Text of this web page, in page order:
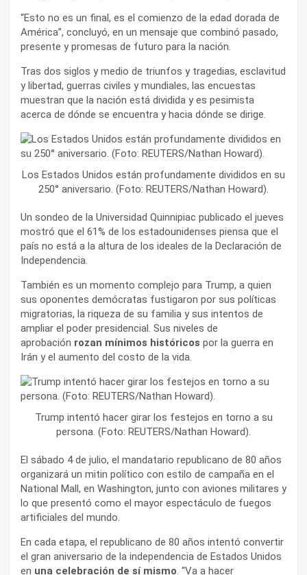
“Esto no es un final, es el comienzo de la edad dorada de
América”, concluyó, en un mensaje que combinó pasado,
presente y promesas de futuro para la nación.
Tras dos siglos y medio de triunfos y tragedias, esclavitud
y libertad, guerras civiles y mundiales, las encuestas
muestran que la nación está dividida y es pesimista
acerca de dónde se encuentra y hacia dónde se dirige.
Los Estados Unidos están profundamente divididos en su
250° aniversario. (Foto: REUTERS/Nathan Howard).
Un sondeo de la Universidad Quinnipiac publicado el jueves
mostró que el 61% de los estadounidenses piensa que el
país no está a la altura de los ideales de la Declaración de
Independencia.
También es un momento complejo para Trump, a quien
sus oponentes demócratas fustigaron por sus políticas
migratorias, la riqueza de su familia y sus intentos de
ampliar el poder presidencial. Sus niveles de
aprobación rozan mínimos históricos por la guerra en
Irán y el aumento del costo de la vida.
Trump intentó hacer girar los festejos en torno a su
persona. (Foto: REUTERS/Nathan Howard).
El sábado 4 de julio, el mandatario republicano de 80 años
organizará un mitin político con estilo de campaña en el
National Mall, en Washington, junto con aviones militares y
lo que presentó como el mayor espectáculo de fuegos
artificiales del mundo.
En cada etapa, el republicano de 80 años intentó convertir
el gran aniversario de la independencia de Estados Unidos
en una celebración de sí mismo. “Va a hacer